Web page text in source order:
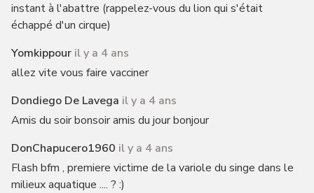
instant à l'abattre (rappelez-vous du lion qui s'était
échappé d'un cirque)
Yomkippour il y a 4 ans
allez vite vous faire vacciner
Dondiego De Lavega il y a 4 ans
Amis du soir bonsoir amis du jour bonjour
DonChapucero1960 il y a 4 ans
Flash bfm , premiere victime de la variole du singe dans le
milieux aquatique .... ? :)